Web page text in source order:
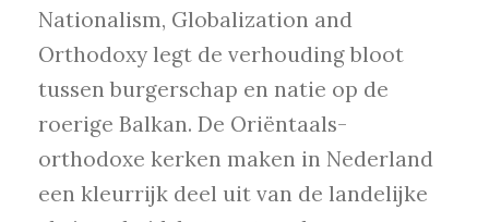
Nationalism, Globalization and
Orthodoxy legt de verhouding bloot
tussen burgerschap en natie op de
roerige Balkan. De Oriëntaals-
orthodoxe kerken maken in Nederland
een kleurrijk deel uit van de landelijke